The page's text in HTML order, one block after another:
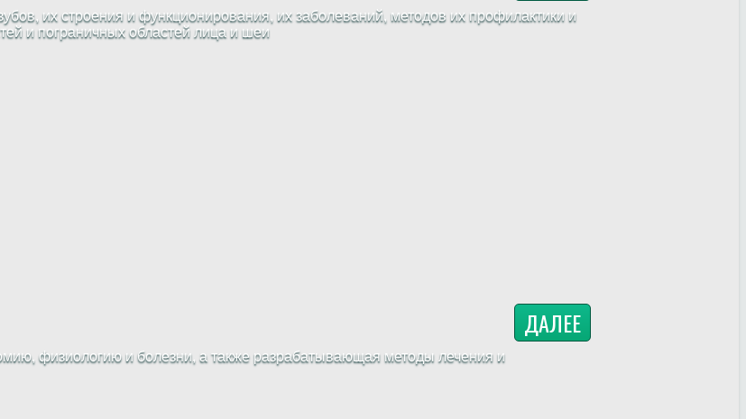
их строения и функционирования, их заболеваний, методов их профилактики и
и пограничных областей лица и шеи
ДАЛЕЕ
физиологию и болезни, а также разрабатывающая методы лечения и